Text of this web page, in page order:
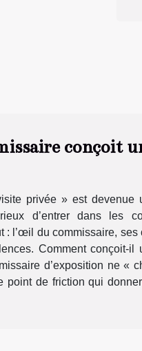
conçoit
privée » est devenue
d’entrer dans les
l’œil du commissaire, ses
Comment conçoit-il
d’exposition ne «
de friction qui